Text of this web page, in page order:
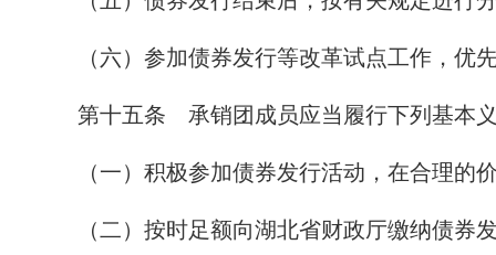
（六）参加债券发行等改革试点工作，
第十五条 承销团成员应当履行下列基本
（一）积极参加债券发行活动，在合理的
（二）按时足额向湖北省财政厅缴纳债券